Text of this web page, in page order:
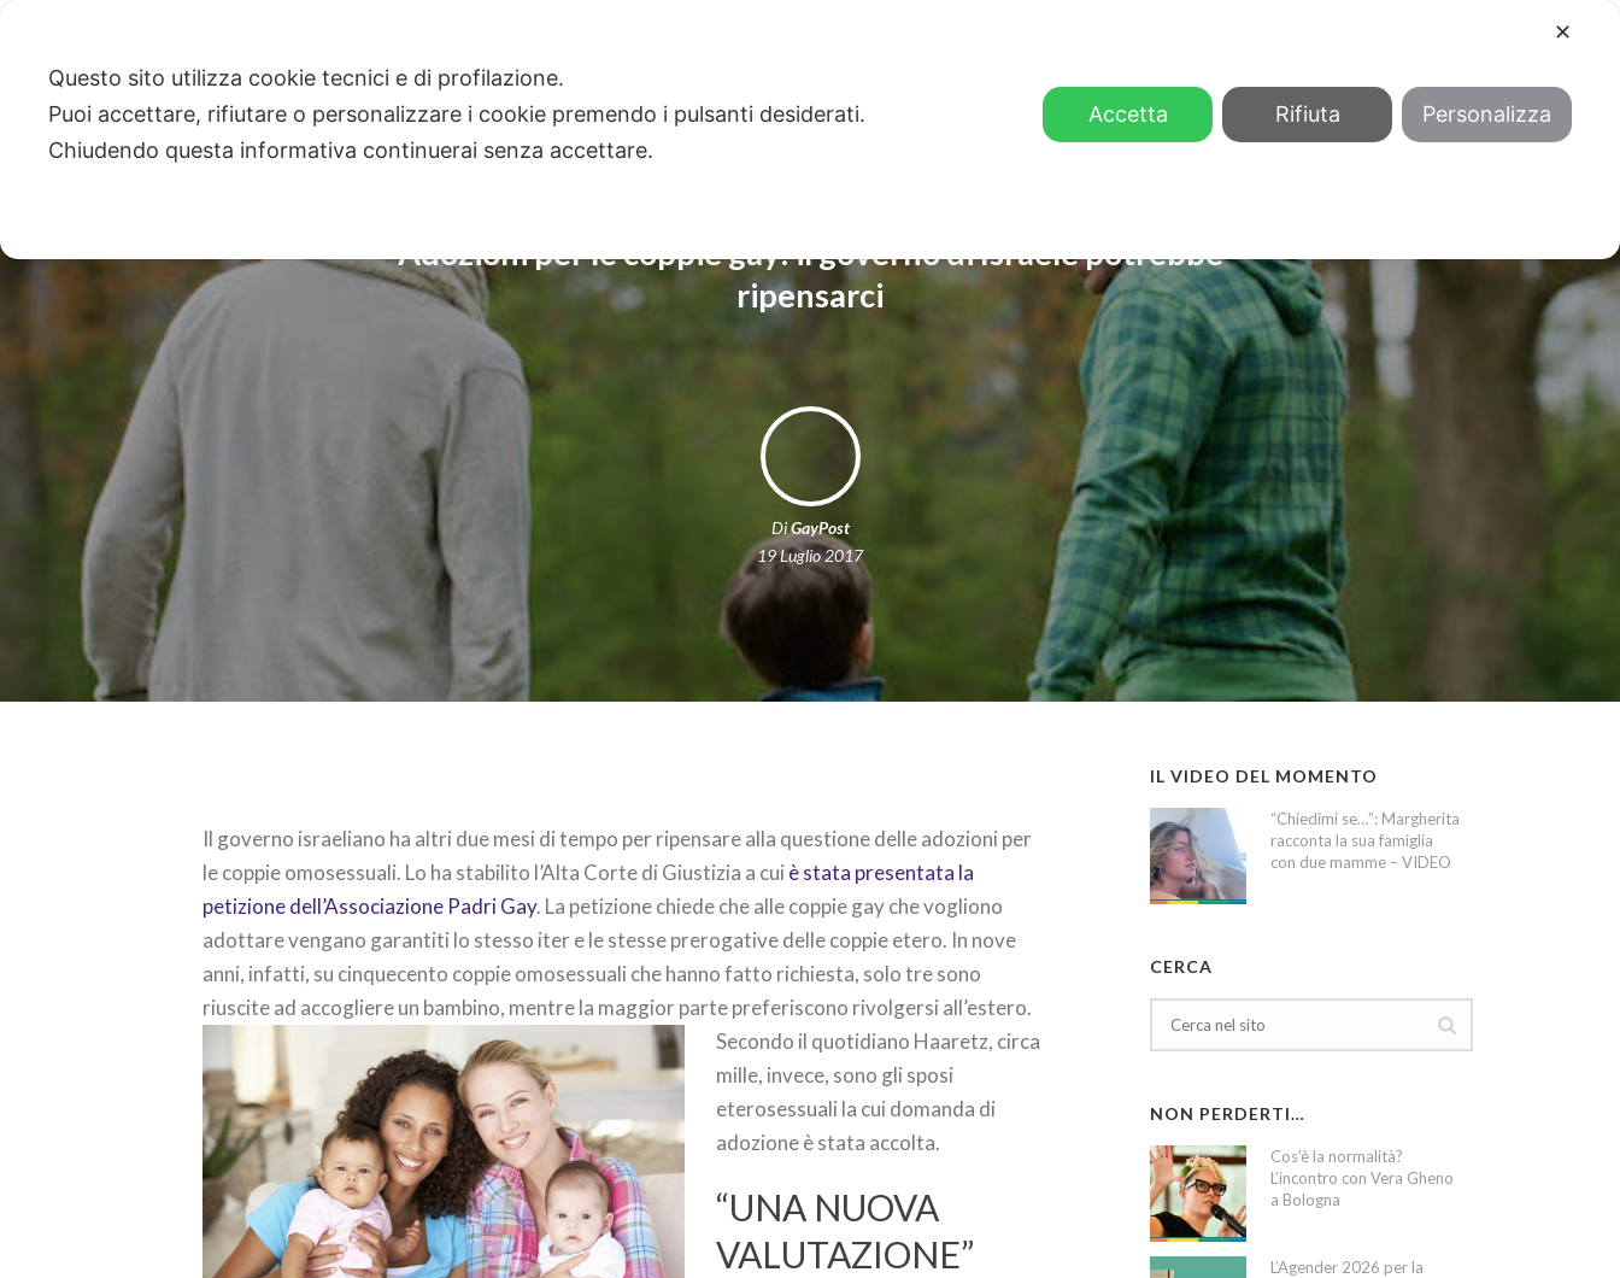
Adozioni per le coppie gay: il governo di Israele potrebbe
ripensarci
DiGayPost
19 Luglio 2017
Il governo israeliano ha altri due mesi di tempo per ripensare alla questione delle adozioni per
le coppie omosessuali. Lo ha stabilito l’Alta Corte di Giustizia a cui è stata presentata la
petizione dell’Associazione Padri Gay. La petizione chiede che alle coppie gay che vogliono
adottare vengano garantiti lo stesso iter e le stesse prerogative delle coppie etero. In nove
anni, infatti, su cinquecento coppie omosessuali che hanno fatto richiesta, solo tre sono
riuscite ad accogliere un bambino, mentre la maggior parte preferiscono rivolgersi all’estero.
Secondo il quotidiano Haaretz, circa
mille, invece, sono gli sposi
eterosessuali la cui domanda di
adozione è stata accolta.
“UNA NUOVA
VALUTAZIONE”
IL VIDEO DEL MOMENTO
“Chiedimi se…”: Margherita
racconta la sua famiglia
con due mamme – VIDEO
CERCA
NON PERDERTI…
Cos’è la normalità?
L’incontro con Vera Gheno
a Bologna
L’Agender 2026 per la
✕
Questo sito utilizza cookie tecnici e di profilazione.
Puoi accettare, rifiutare o personalizzare i cookie premendo i pulsanti desiderati.
Chiudendo questa informativa continuerai senza accettare.
Accetta Rifiuta Personalizza